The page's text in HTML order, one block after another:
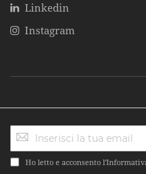
Linkedin
Instagram
Ho letto e acconsento